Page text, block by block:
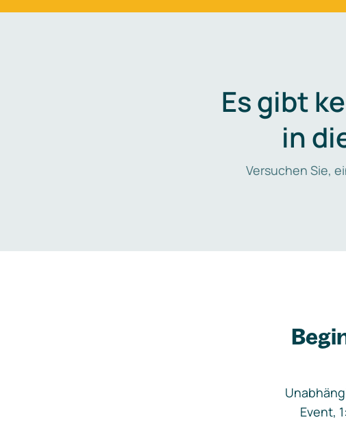
Es gibt
in
Versuchen Sie,
Event,